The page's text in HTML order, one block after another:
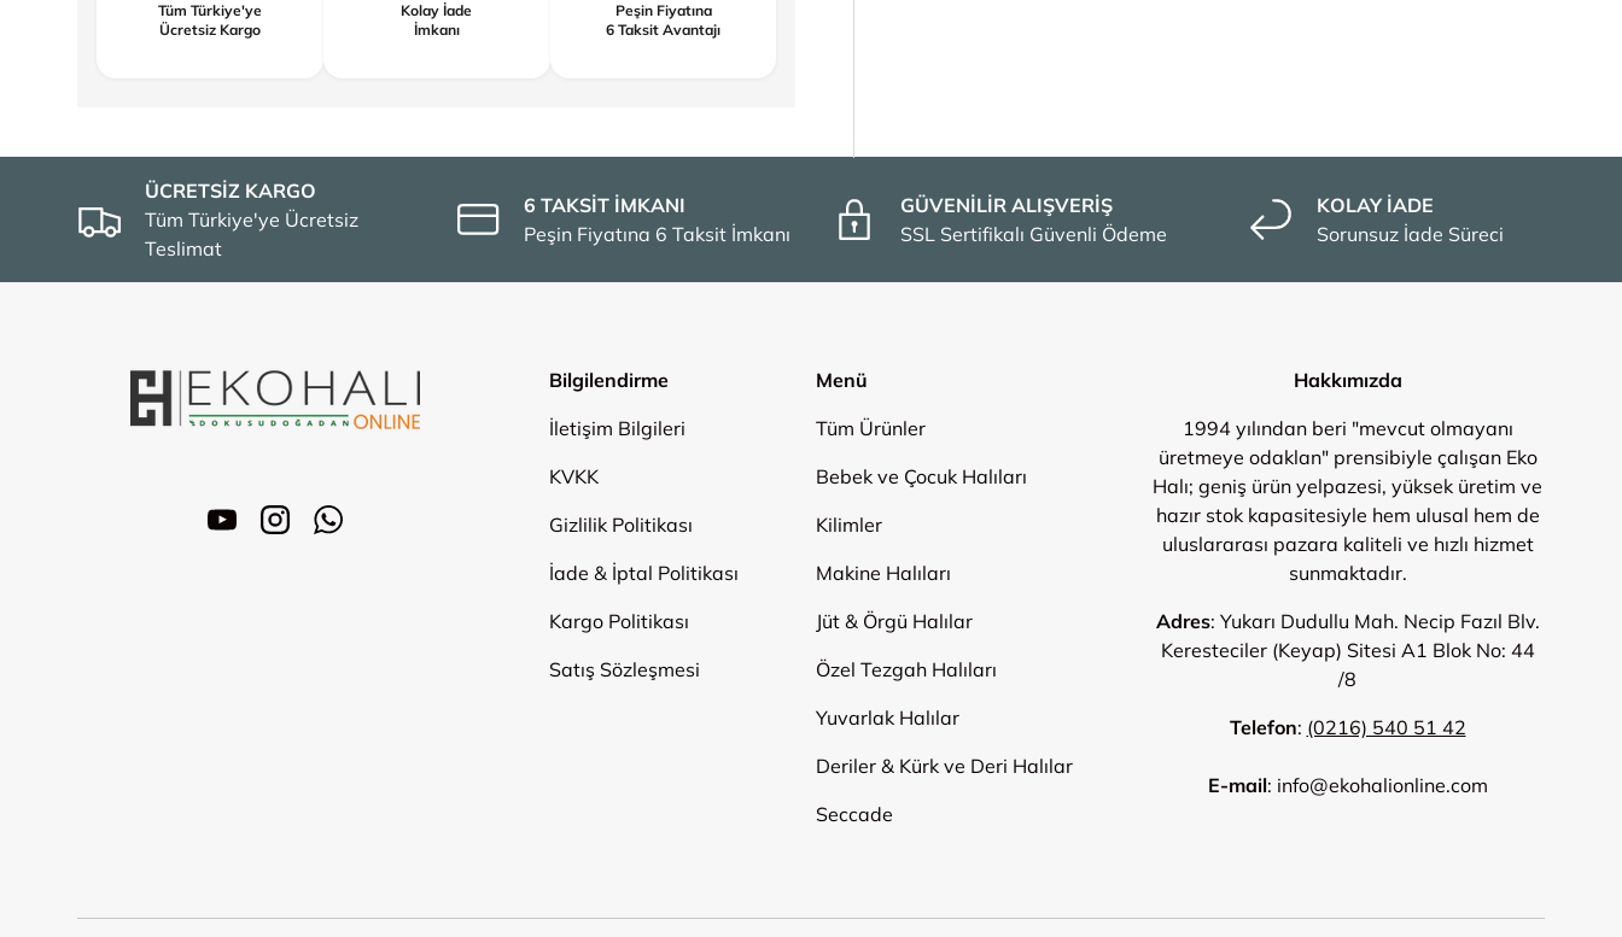
Tüm Türkiye'ye
Ücretsiz Kargo
Kolay İade
İmkanı
Peşin Fiyatına
6 Taksit Avantajı
ÜCRETSİZ KARGO
Tüm Türkiye'ye Ücretsiz
Teslimat
6 TAKSİT İMKANI
Peşin Fiyatına 6 Taksit İmkanı
GÜVENİLİR ALIŞVERİŞ
SSL Sertifikalı Güvenli Ödeme
KOLAY İADE
Sorunsuz İade Süreci
YouTubeInstagramWhatsApp
Bilgilendirme
İletişim Bilgileri
KVKK
Gizlilik Politikası
İade & İptal Politikası
Kargo Politikası
Satış Sözleşmesi
Menü
Tüm Ürünler
Bebek ve Çocuk Halıları
Kilimler
Makine Halıları
Jüt & Örgü Halılar
Özel Tezgah Halıları
Yuvarlak Halılar
Deriler & Kürk ve Deri Halılar
Seccade
Hakkımızda
1994 yılından beri "mevcut olmayanı
üretmeye odaklan" prensibiyle çalışan Eko
Halı; geniş ürün yelpazesi, yüksek üretim ve
hazır stok kapasitesiyle hem ulusal hem de
uluslararası pazara kaliteli ve hızlı hizmet
sunmaktadır.
Adres: Yukarı Dudullu Mah. Necip Fazıl Blv.
Keresteciler (Keyap) Sitesi A1 Blok No: 44
/8
Telefon: (0216) 540 51 42
E-mail: info@ekohalionline.com